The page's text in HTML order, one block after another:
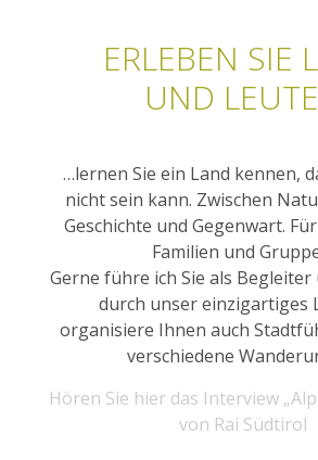
ERLEBEN SIE
UND
…lernen Sie ein Land kennen,
nicht sein kann. Zwischen
Geschichte und Gegenwart.
Familien und
Gerne führe ich Sie als Begleiter
durch unser einzigartiges
organisiere Ihnen auch
verschiedene
Hören Sie hier das Interview
von Rai Südtirol